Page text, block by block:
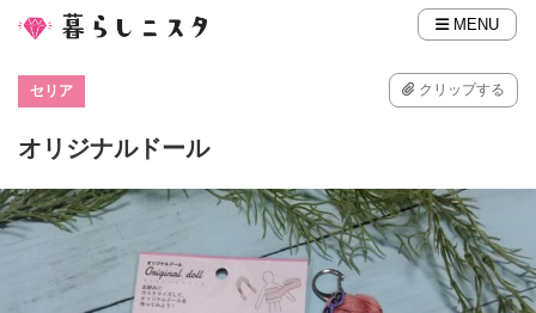
MENU
セリア クリップする
オリジナルドール